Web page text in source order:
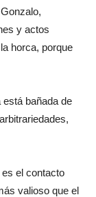
y actos
horca, porque
está bañada de
el contacto
valioso que el